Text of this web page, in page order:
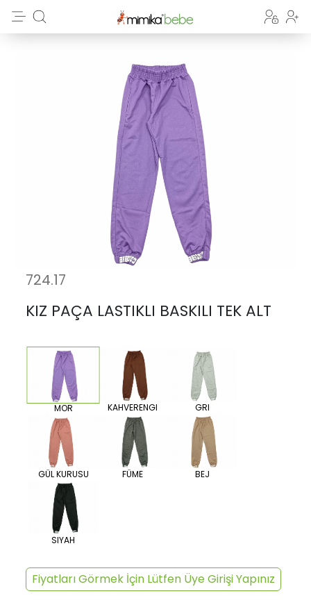
724.17
KIZ PAÇA LASTIKLI BASKILI TEK ALT
MOR KAHVERENGI GRI
GÜL KURUSU FÜME BEJ
SIYAH
Fiyatları Görmek İçin Lütfen Üye Girişi Yapınız